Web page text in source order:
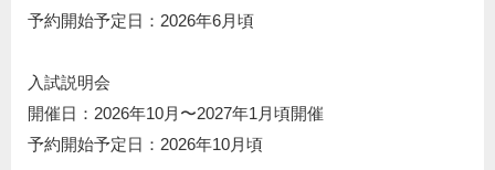
予約開始予定日：2026年6月頃
入試説明会
開催日：2026年10月〜2027年1月頃開催
予約開始予定日：2026年10月頃